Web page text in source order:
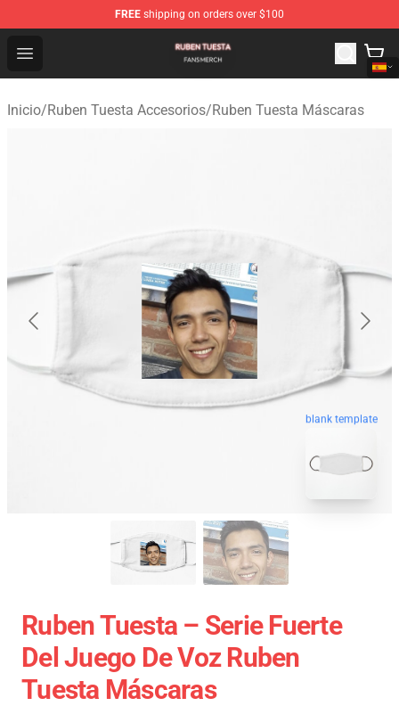
FREE shipping on orders over $100
Open menu
Ruben Tuesta Shop - Official Ruben Tuesta Merchandise
Inicio/Ruben Tuesta Accesorios/Ruben Tuesta Máscaras
blank template
Ruben Tuesta – Serie Fuerte
Del Juego De Voz Ruben
Tuesta Máscaras